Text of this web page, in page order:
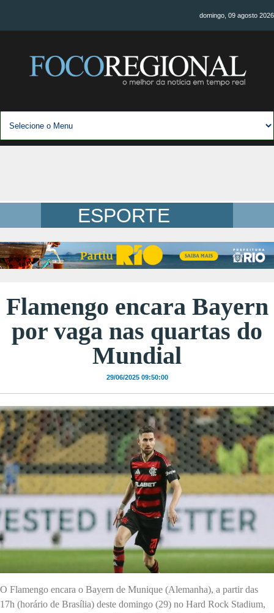
domingo, 09 agosto 2026
ESPORTE
Flamengo encara Bayern
por vaga nas quartas do
Mundial
29/06/2025 09:50:00
O Flamengo encara o Bayern de Munique (Alemanha), a partir das
17h (horário de Brasília) deste domingo (29) no Hard Rock Stadium,